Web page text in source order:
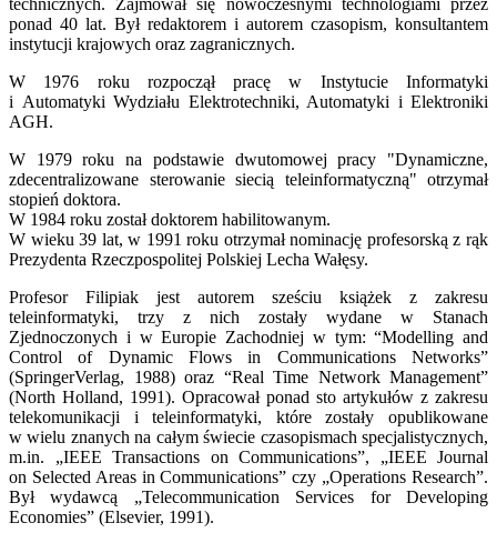
ponad 40 lat. Był redaktorem i autorem czasopism, konsultantem
instytucji krajowych oraz zagranicznych.
W 1976 roku rozpoczął pracę w Instytucie Informatyki
i Automatyki Wydziału Elektrotechniki, Automatyki i Elektroniki
AGH.
W 1979 roku na podstawie dwutomowej pracy "Dynamiczne,
zdecentralizowane sterowanie siecią teleinformatyczną" otrzymał
stopień doktora.
W 1984 roku został doktorem habilitowanym.
W wieku 39 lat, w 1991 roku otrzymał nominację profesorską z rąk
Prezydenta Rzeczpospolitej Polskiej Lecha Wałęsy.
Profesor Filipiak jest autorem sześciu książek z zakresu
teleinformatyki, trzy z nich zostały wydane w Stanach
Zjednoczonych i w Europie Zachodniej w tym: “Modelling and
Control of Dynamic Flows in Communications Networks”
(SpringerVerlag, 1988) oraz “Real Time Network Management”
(North Holland, 1991). Opracował ponad sto artykułów z zakresu
telekomunikacji i teleinformatyki, które zostały opublikowane
w wielu znanych na całym świecie czasopismach specjalistycznych,
m.in. „IEEE Transactions on Communications”, „IEEE Journal
on Selected Areas in Communications” czy „Operations Research”.
Był wydawcą „Telecommunication Services for Developing
Economies” (Elsevier, 1991).